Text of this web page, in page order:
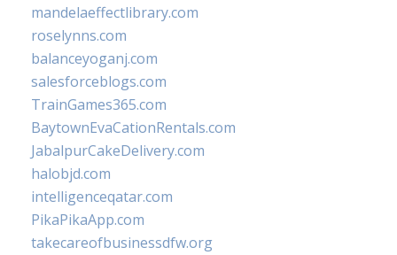
mandelaeffectlibrary.com
roselynns.com
balanceyoganj.com
salesforceblogs.com
TrainGames365.com
BaytownEvaCationRentals.com
JabalpurCakeDelivery.com
halobjd.com
intelligenceqatar.com
PikaPikaApp.com
takecareofbusinessdfw.org